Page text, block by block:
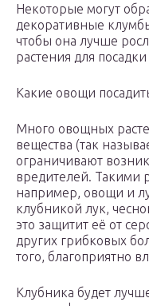
Некоторые могут
декоративные
чтобы она лучше
растения для
Какие овощи
Много овощных
вещества (так
ограничивают
вредителей. Такими
например, овощи и
клубникой лук,
это защитит её от
других грибковых
того, благоприятно
Клубника будет